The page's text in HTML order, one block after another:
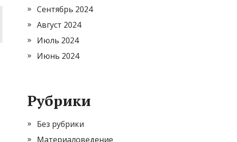
Сентябрь 2024
Август 2024
Июль 2024
Июнь 2024
Рубрики
Без рубрики
Материаловедение